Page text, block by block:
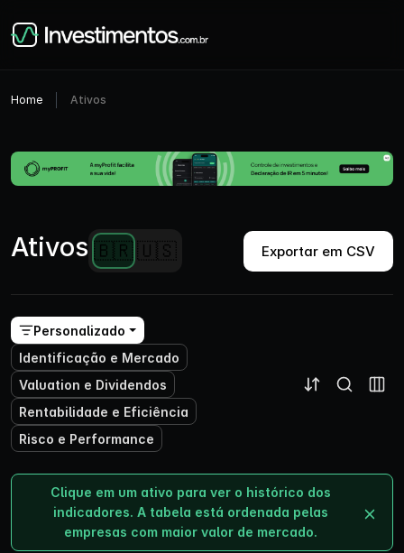
Home Ativos
Ativos 🇧🇷🇺🇸 Exportar em CSV
Personalizado
Identificação e Mercado
Valuation e Dividendos
Rentabilidade e Eficiência
Risco e Performance
Clique em um ativo para ver o histórico dos
indicadores. A tabela está ordenada pelas
empresas com maior valor de mercado.